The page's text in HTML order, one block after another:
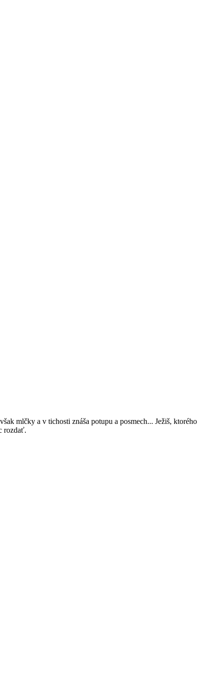
mlčky a v tichosti znáša potupu a posmech... Ježiš, ktorého
rozdať.